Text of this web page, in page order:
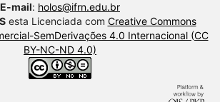
E-mail: holos@ifrn.edu.br
esta Licenciada com Creative Commons
SemDerivações 4.0 Internacional (CC
BY-NC-ND 4.0)